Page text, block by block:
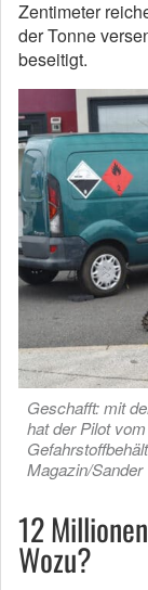
Zentimeter
der Tonne
beseitigt.
Geschafft: mit
hat der Pilot
Magazin/Sander
12
Wozu?